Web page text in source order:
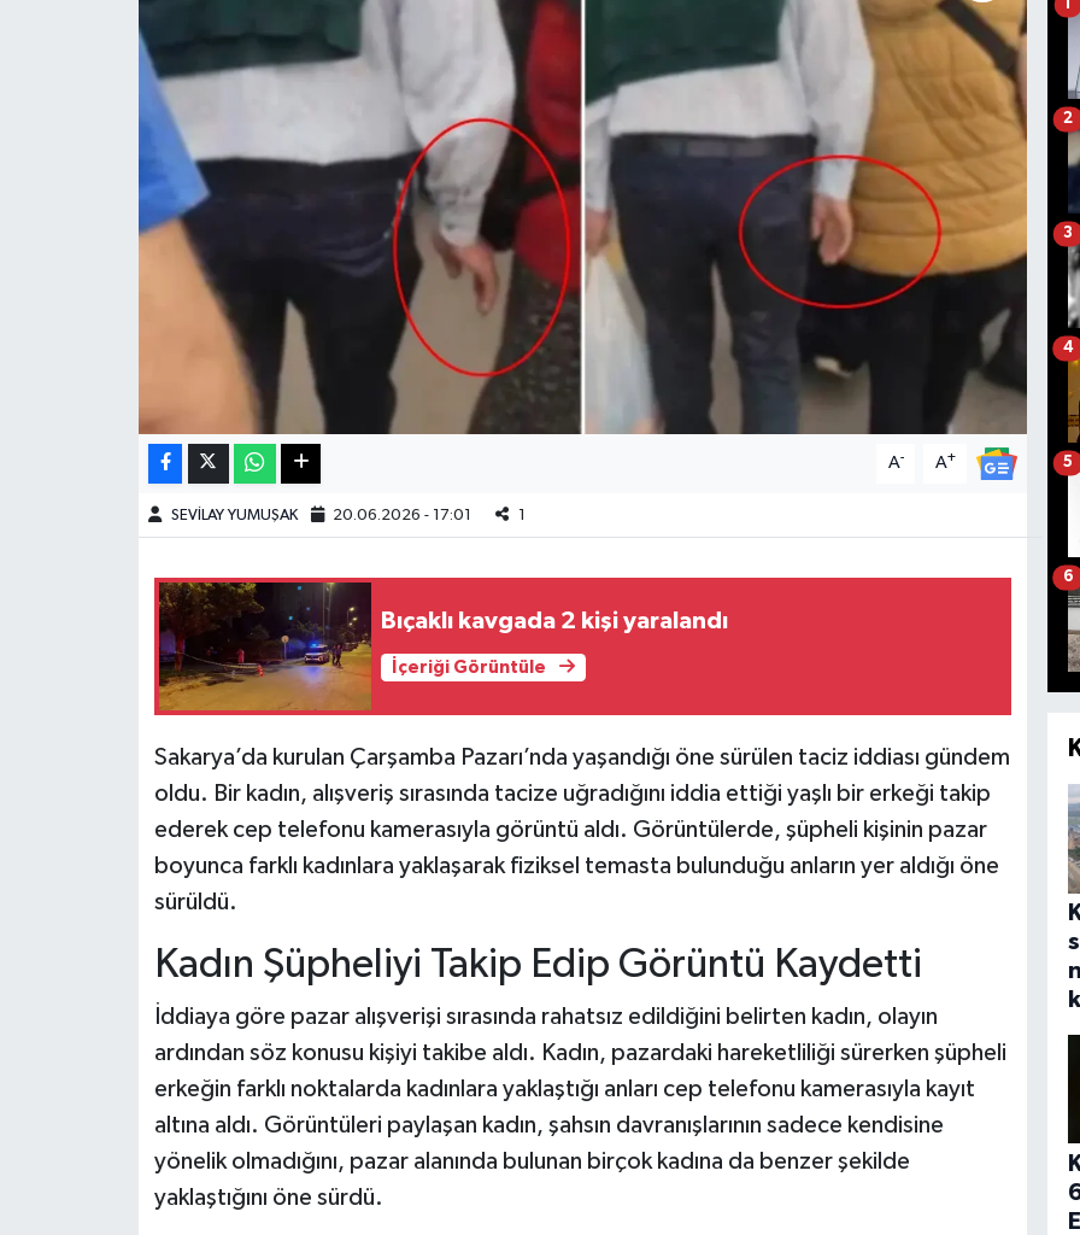
A- A+
SEVİLAY YUMUŞAK 20.06.2026 - 17:01 1
Bıçaklı kavgada 2 kişi yaralandı
İçeriği Görüntüle
Sakarya’da kurulan Çarşamba Pazarı’nda yaşandığı öne sürülen taciz iddiası gündem
oldu. Bir kadın, alışveriş sırasında tacize uğradığını iddia ettiği yaşlı bir erkeği takip
ederek cep telefonu kamerasıyla görüntü aldı. Görüntülerde, şüpheli kişinin pazar
boyunca farklı kadınlara yaklaşarak fiziksel temasta bulunduğu anların yer aldığı öne
sürüldü.
Kadın Şüpheliyi Takip Edip Görüntü Kaydetti
İddiaya göre pazar alışverişi sırasında rahatsız edildiğini belirten kadın, olayın
ardından söz konusu kişiyi takibe aldı. Kadın, pazardaki hareketliliği sürerken şüpheli
erkeğin farklı noktalarda kadınlara yaklaştığı anları cep telefonu kamerasıyla kayıt
altına aldı. Görüntüleri paylaşan kadın, şahsın davranışlarının sadece kendisine
yönelik olmadığını, pazar alanında bulunan birçok kadına da benzer şekilde
yaklaştığını öne sürdü.
1
2
3
4
5
6
Haberde İnsan
Kültür Sanat
Manşet Altı
SürManşet
KAHRAMANMARAŞ